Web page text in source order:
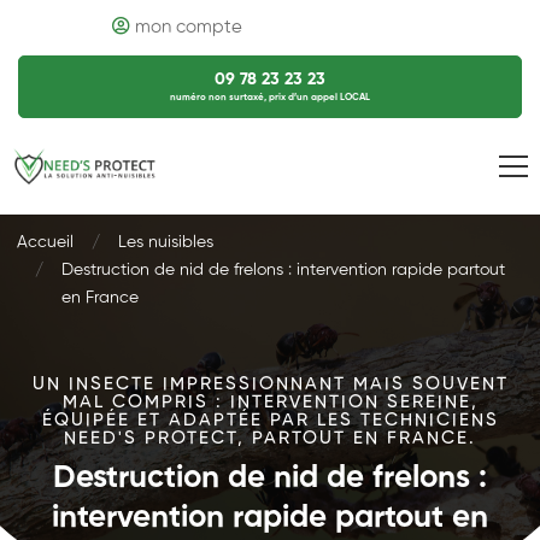
mon compte
09 78 23 23 23
numéro non surtaxé, prix d’un appel LOCAL
Accueil
Les nuisibles
Destruction de nid de frelons : intervention rapide partout
en France
UN INSECTE IMPRESSIONNANT MAIS SOUVENT
MAL COMPRIS : INTERVENTION SEREINE,
ÉQUIPÉE ET ADAPTÉE PAR LES TECHNICIENS
NEED'S PROTECT, PARTOUT EN FRANCE.
Destruction de nid de frelons :
intervention rapide partout en